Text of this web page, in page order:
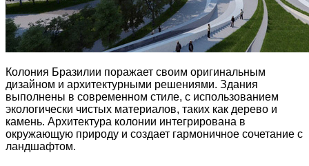
Колония Бразилии поражает своим оригинальным
дизайном и архитектурными решениями. Здания
выполнены в современном стиле, с использованием
экологически чистых материалов, таких как дерево и
камень. Архитектура колонии интегрирована в
окружающую природу и создает гармоничное сочетание с
ландшафтом.